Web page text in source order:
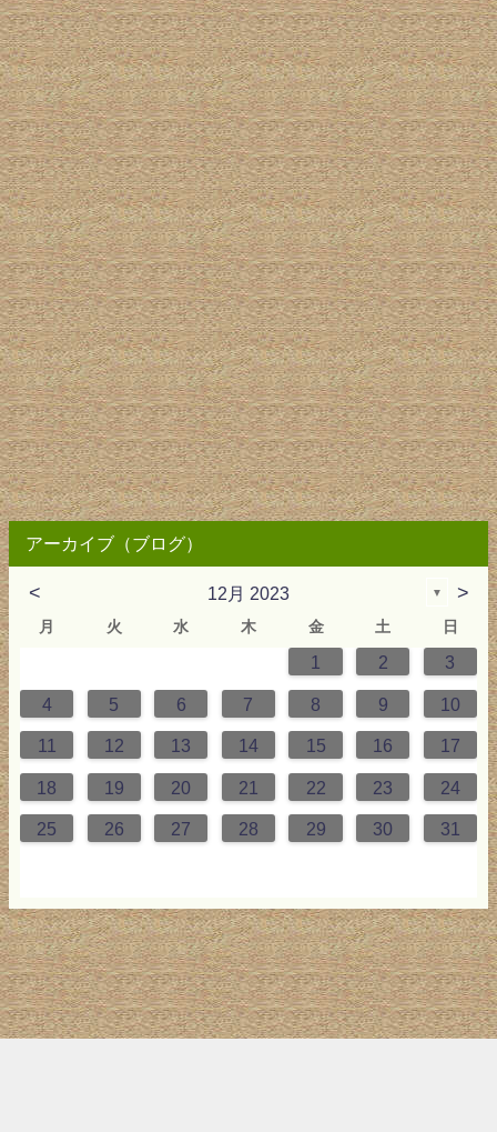
アーカイブ（ブログ）
< 12月 2023 ▼ >
月 火 水 木 金 土 日
1 2 3
4 5 6 7 8 9 10
11 12 13 14 15 16 17
18 19 20 21 22 23 24
25 26 27 28 29 30 31